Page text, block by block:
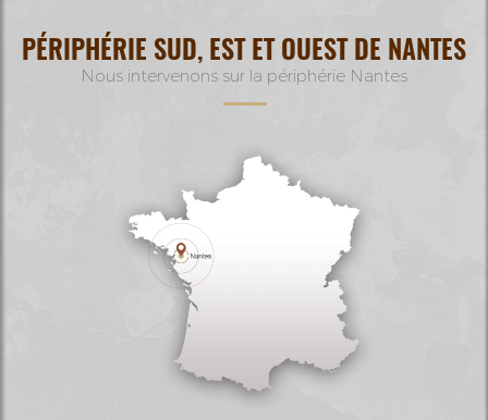
PÉRIPHÉRIE SUD, EST ET OUEST DE NANTES
Nous intervenons sur la périphérie Nantes